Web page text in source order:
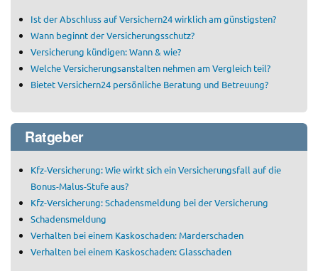
Ist der Abschluss auf Versichern24 wirklich am günstigsten?
Wann beginnt der Versicherungsschutz?
Versicherung kündigen: Wann & wie?
Welche Versicherungsanstalten nehmen am Vergleich teil?
Bietet Versichern24 persönliche Beratung und Betreuung?
Ratgeber
Kfz-Versicherung: Wie wirkt sich ein Versicherungsfall auf die
Bonus-Malus-Stufe aus?
Kfz-Versicherung: Schadensmeldung bei der Versicherung
Schadensmeldung
Verhalten bei einem Kaskoschaden: Marderschaden
Verhalten bei einem Kaskoschaden: Glasschaden